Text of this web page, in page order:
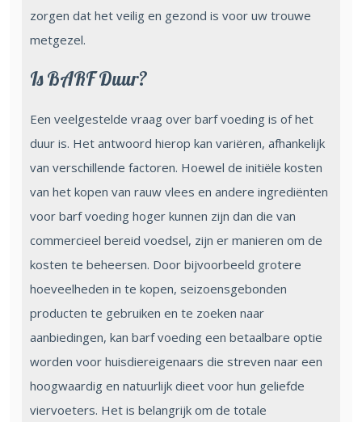
zorgen dat het veilig en gezond is voor uw trouwe
metgezel.
Is BARF Duur?
Een veelgestelde vraag over barf voeding is of het
duur is. Het antwoord hierop kan variëren, afhankelijk
van verschillende factoren. Hoewel de initiële kosten
van het kopen van rauw vlees en andere ingrediënten
voor barf voeding hoger kunnen zijn dan die van
commercieel bereid voedsel, zijn er manieren om de
kosten te beheersen. Door bijvoorbeeld grotere
hoeveelheden in te kopen, seizoensgebonden
producten te gebruiken en te zoeken naar
aanbiedingen, kan barf voeding een betaalbare optie
worden voor huisdiereigenaars die streven naar een
hoogwaardig en natuurlijk dieet voor hun geliefde
viervoeters. Het is belangrijk om de totale